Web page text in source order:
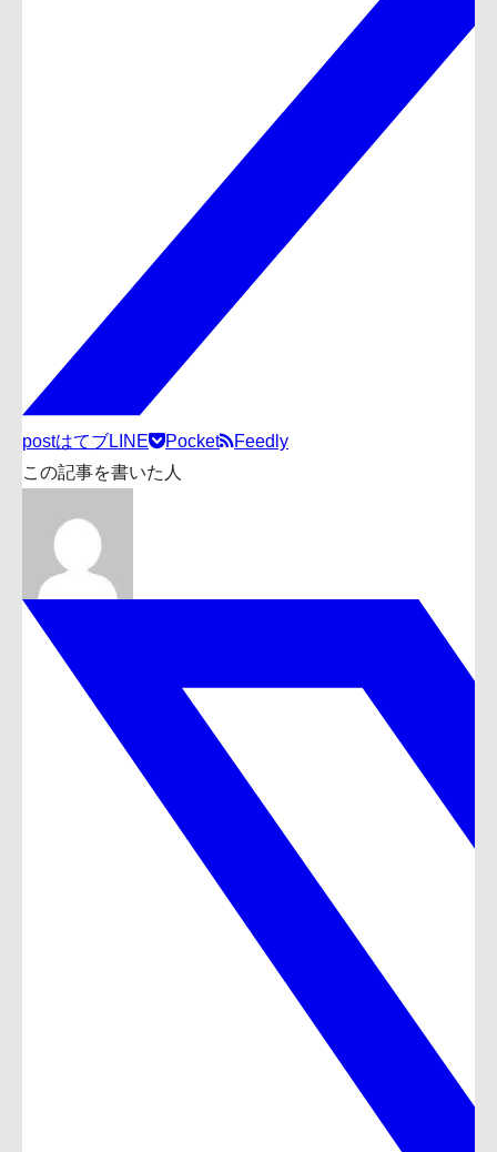
postはてブLINE Pocket
Feedly
この記事を書いた人